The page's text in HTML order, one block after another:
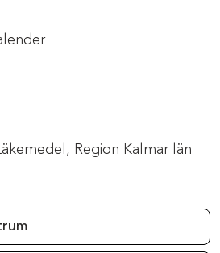
Region Kalmar län